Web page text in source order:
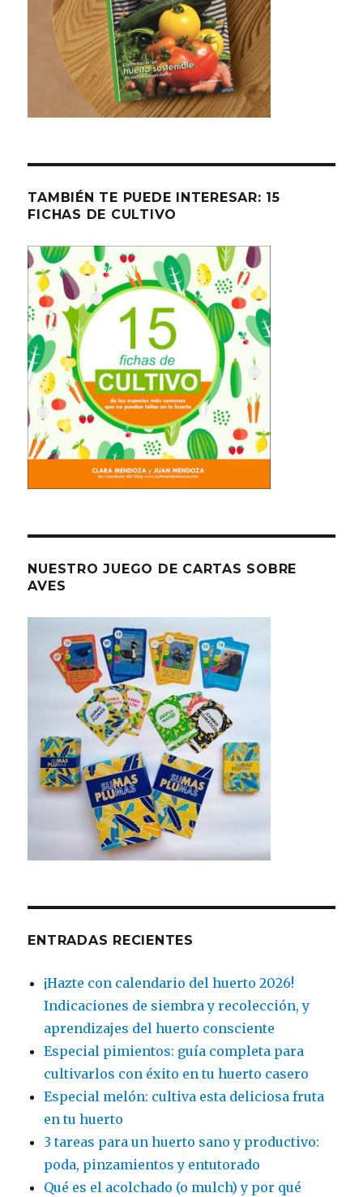
TAMBIÉN TE PUEDE INTERESAR: 15
FICHAS DE CULTIVO
NUESTRO JUEGO DE CARTAS SOBRE
AVES
ENTRADAS RECIENTES
¡Hazte con calendario del huerto 2026!
Indicaciones de siembra y recolección, y
aprendizajes del huerto consciente
Especial pimientos: guía completa para
cultivarlos con éxito en tu huerto casero
Especial melón: cultiva esta deliciosa fruta
en tu huerto
3 tareas para un huerto sano y productivo:
poda, pinzamientos y entutorado
Qué es el acolchado (o mulch) y por qué